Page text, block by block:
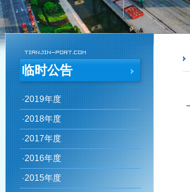
临时公告
·2019年度
·2018年度
·2017年度
·2016年度
·2015年度